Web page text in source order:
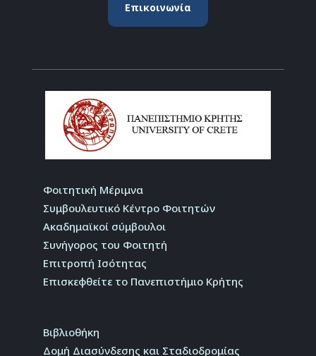
Επικοινωνία
Φοιτητική Μέριμνα
Συμβουλευτικό Κέντρο Φοιτητών
Ακαδημαϊκοί σύμβουλοι
Συνήγορος του Φοιτητή
Επιτροπή Ισότητας
Επισκεφθείτε το Πανεπιστήμιο Κρήτης
Βιβλιοθήκη
Δομή Διασύνδεσης και Σταδιοδρομίας